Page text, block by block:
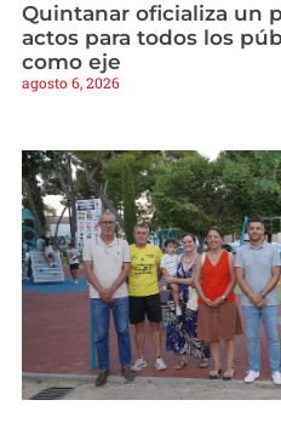
Quintanar oficializa un
actos para todos los
como eje
agosto 6, 2026